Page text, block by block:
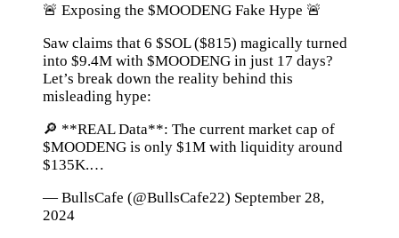
🚨 Exposing the $MOODENG Fake Hype 🚨
Saw claims that 6 $SOL ($815) magically turned
into $9.4M with $MOODENG in just 17 days?
Let’s break down the reality behind this
misleading hype:
🔎 **REAL Data**: The current market cap of
$MOODENG is only $1M with liquidity around
$135K.…
— BullsCafe (@BullsCafe22) September 28,
2024